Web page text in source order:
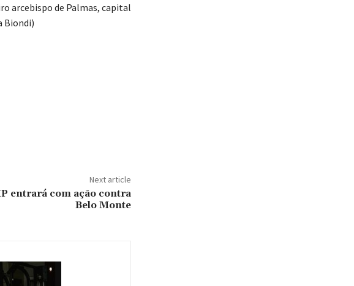
arcebispo de Palmas, capital
Biondi)
Next article
entrará com ação contra
Belo Monte